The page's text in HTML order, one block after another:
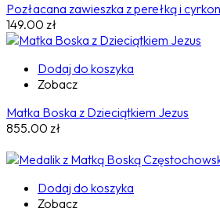
Pozłacana zawieszka z perełką i
149.00 zł
Dodaj do koszyka
Zobacz
Matka Boska z Dzieciątkiem Jezus
855.00 zł
Dodaj do koszyka
Zobacz